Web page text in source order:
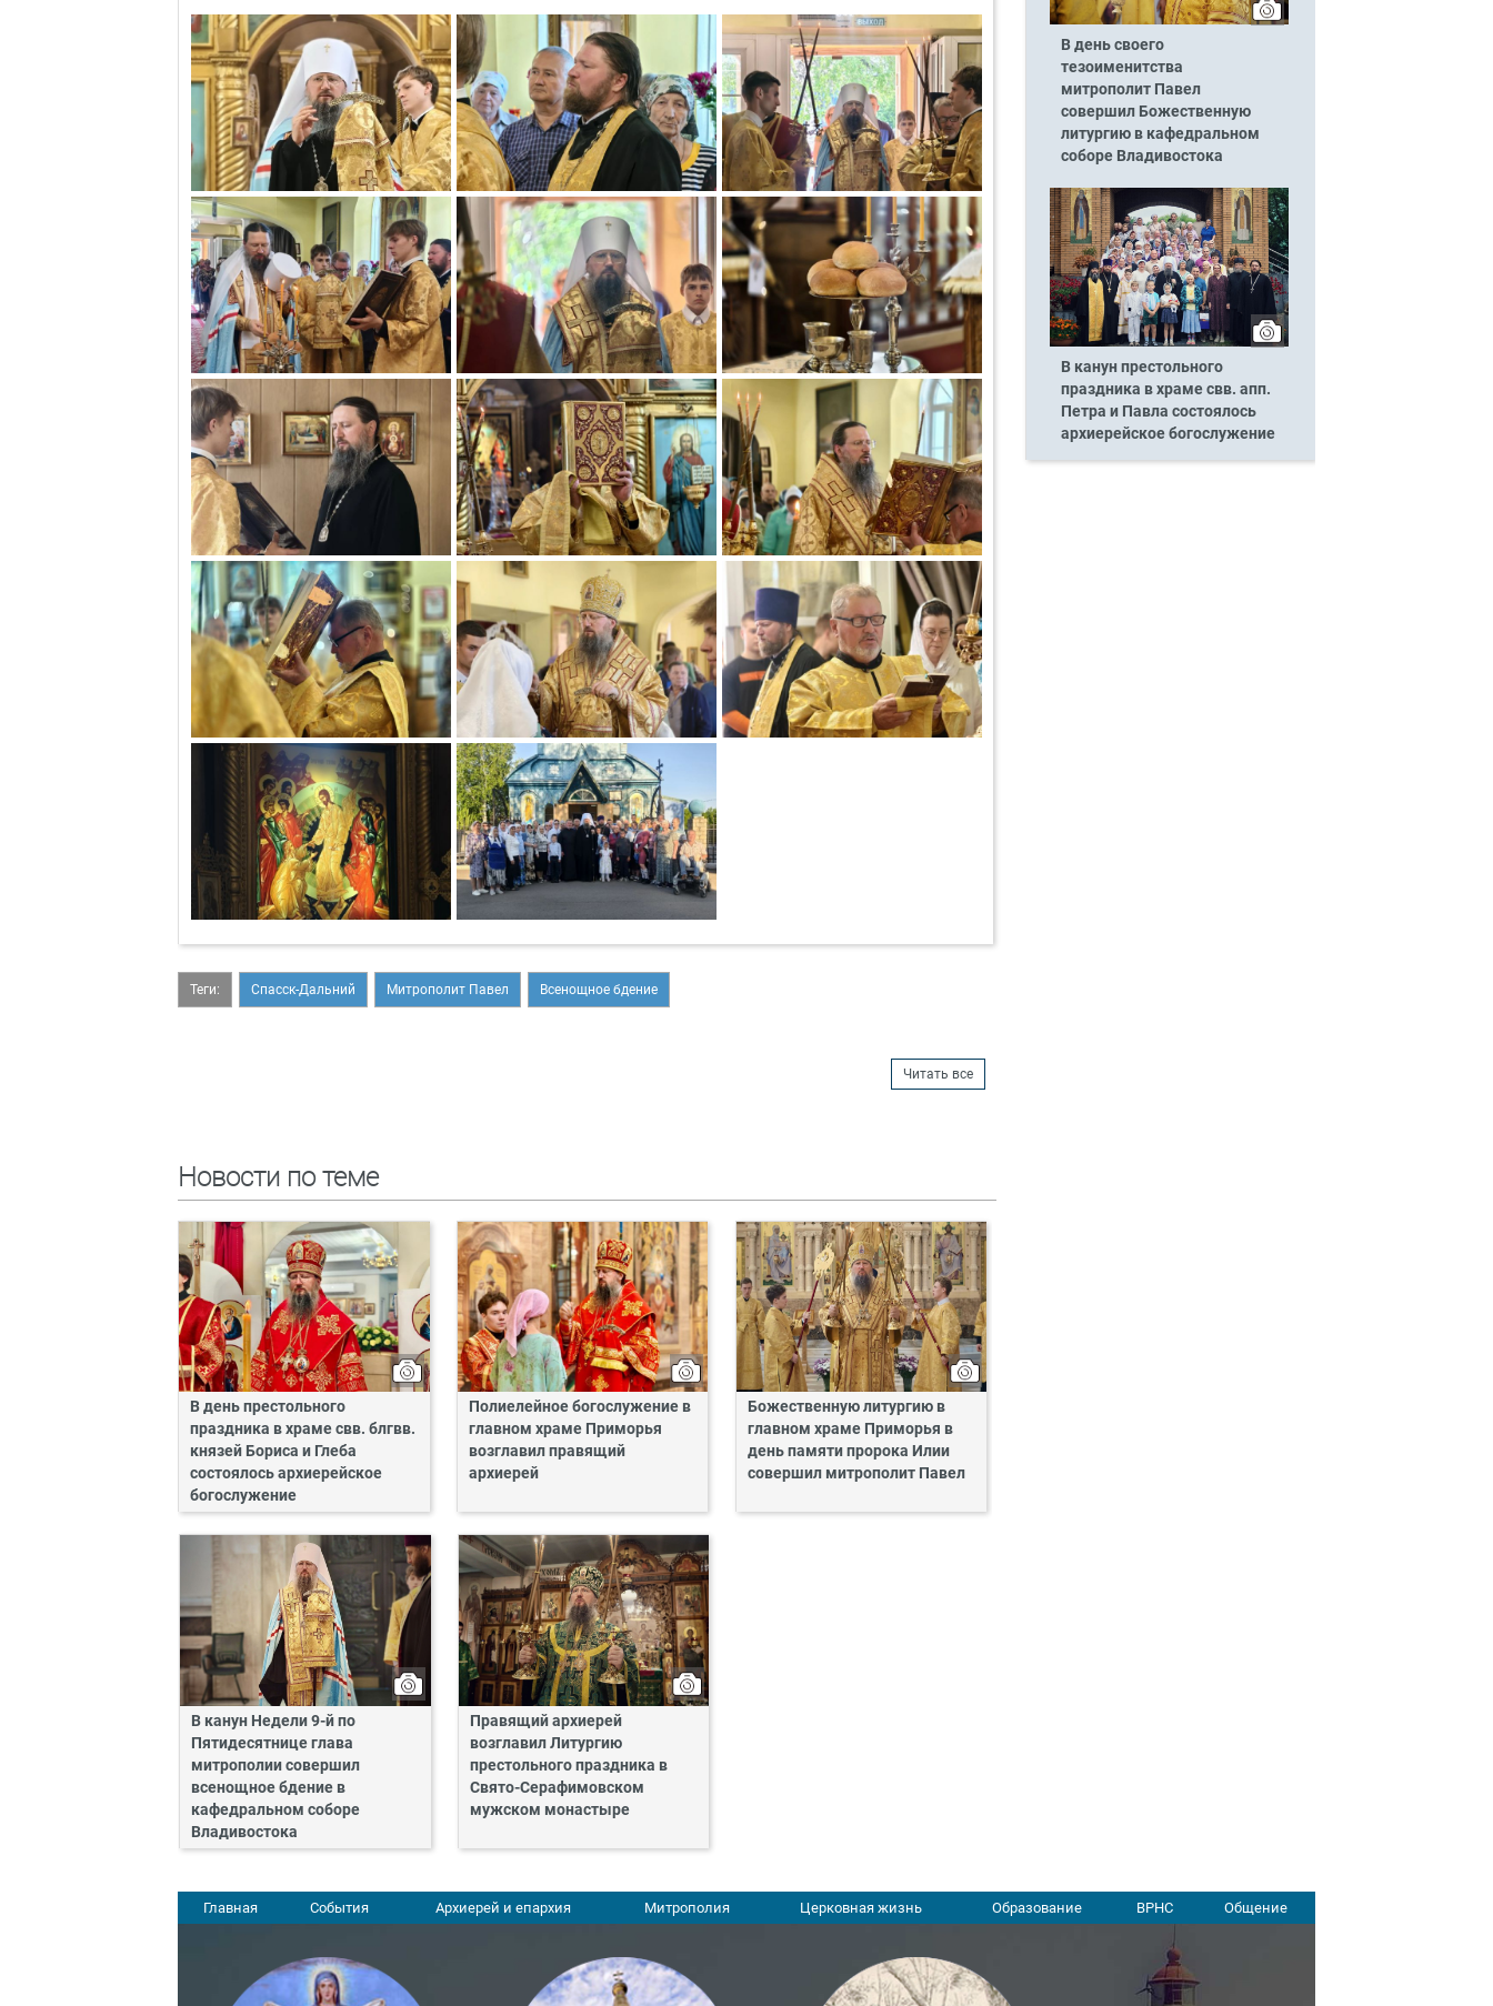
Теги: Спасск-Дальний Митрополит Павел Всенощное бдение
Читать все
Новости по теме
В день престольного
праздника в храме свв. блгвв.
князей Бориса и Глеба
состоялось архиерейское
богослужение
Полиелейное богослужение в
главном храме Приморья
возглавил правящий
архиерей
Божественную литургию в
главном храме Приморья в
день памяти пророка Илии
совершил митрополит Павел
В канун Недели 9-й по
Пятидесятнице глава
митрополии совершил
всенощное бдение в
кафедральном соборе
Владивостока
Правящий архиерей
возглавил Литургию
престольного праздника в
Свято-Серафимовском
мужском монастыре
В день своего
тезоименитства
митрополит Павел
совершил Божественную
литургию в кафедральном
соборе Владивостока
В канун престольного
праздника в храме свв. апп.
Петра и Павла состоялось
архиерейское богослужение
Главная События Архиерей и епархия Митрополия Церковная жизнь Образование ВРНС Общение